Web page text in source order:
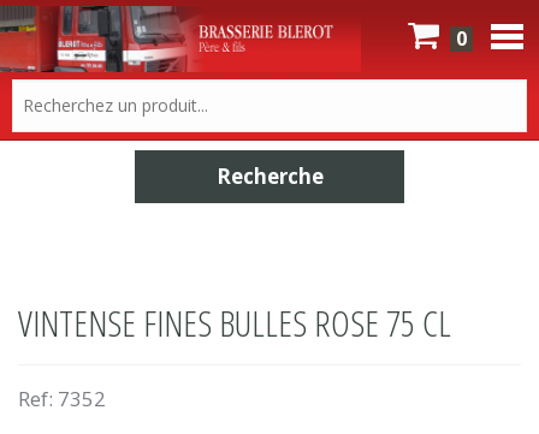
0
VINTENSE FINES BULLES ROSE 75 CL
Ref: 7352